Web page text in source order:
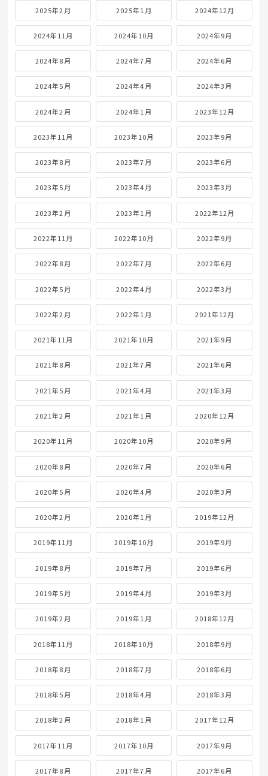
2025年2月 2025年1月 2024年12月
2024年11月 2024年10月 2024年9月
2024年8月 2024年7月 2024年6月
2024年5月 2024年4月 2024年3月
2024年2月 2024年1月 2023年12月
2023年11月 2023年10月 2023年9月
2023年8月 2023年7月 2023年6月
2023年5月 2023年4月 2023年3月
2023年2月 2023年1月 2022年12月
2022年11月 2022年10月 2022年9月
2022年8月 2022年7月 2022年6月
2022年5月 2022年4月 2022年3月
2022年2月 2022年1月 2021年12月
2021年11月 2021年10月 2021年9月
2021年8月 2021年7月 2021年6月
2021年5月 2021年4月 2021年3月
2021年2月 2021年1月 2020年12月
2020年11月 2020年10月 2020年9月
2020年8月 2020年7月 2020年6月
2020年5月 2020年4月 2020年3月
2020年2月 2020年1月 2019年12月
2019年11月 2019年10月 2019年9月
2019年8月 2019年7月 2019年6月
2019年5月 2019年4月 2019年3月
2019年2月 2019年1月 2018年12月
2018年11月 2018年10月 2018年9月
2018年8月 2018年7月 2018年6月
2018年5月 2018年4月 2018年3月
2018年2月 2018年1月 2017年12月
2017年11月 2017年10月 2017年9月
2017年8月 2017年7月 2017年6月